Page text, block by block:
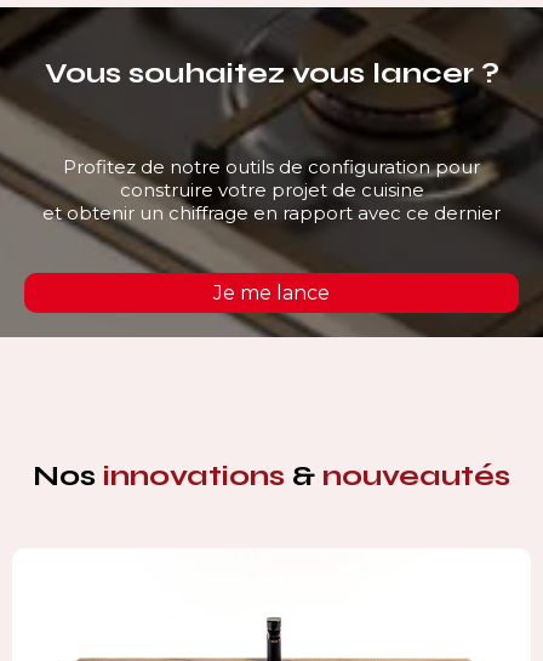
Vous souhaitez vous lancer ?
Profitez de notre outils de configuration pour
construire votre projet de cuisine
et obtenir un chiffrage en rapport avec ce dernier
Je me lance
Nos innovations & nouveautés